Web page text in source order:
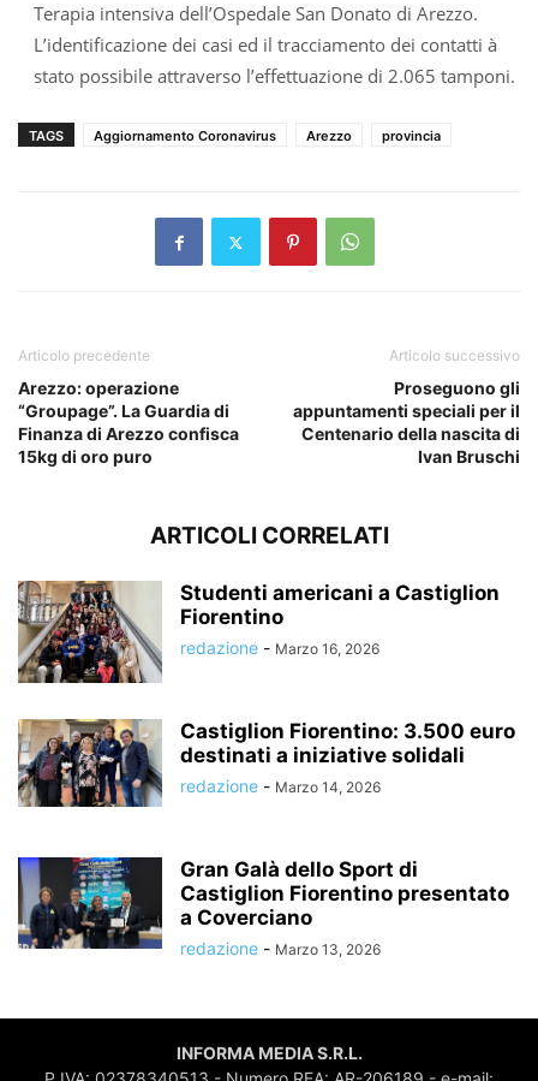
Terapia intensiva dell’Ospedale San Donato di Arezzo.
L’identificazione dei casi ed il tracciamento dei contatti à
stato possibile attraverso l’effettuazione di 2.065 tamponi.
TAGS Aggiornamento Coronavirus Arezzo provincia
Articolo precedente
Arezzo: operazione
“Groupage”. La Guardia di
Finanza di Arezzo confisca
15kg di oro puro
Articolo successivo
Proseguono gli
appuntamenti speciali per il
Centenario della nascita di
Ivan Bruschi
ARTICOLI CORRELATI
Studenti americani a Castiglion
Fiorentino
redazione - Marzo 16, 2026
Castiglion Fiorentino: 3.500 euro
destinati a iniziative solidali
redazione - Marzo 14, 2026
Gran Galà dello Sport di
Castiglion Fiorentino presentato
a Coverciano
redazione - Marzo 13, 2026
INFORMA MEDIA S.R.L.